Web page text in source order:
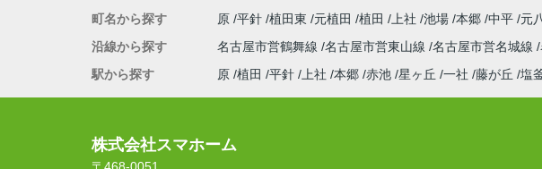
町名から探す
原 平針 植田東 元植田 植田 上社 池場 本郷 中平 元
沿線から探す
名古屋市営鶴舞線 名古屋市営東山線 名古屋市営名城線
駅から探す
原 植田 平針 上社 本郷 赤池 星ヶ丘 一社 藤が丘 塩
株式会社スマホーム